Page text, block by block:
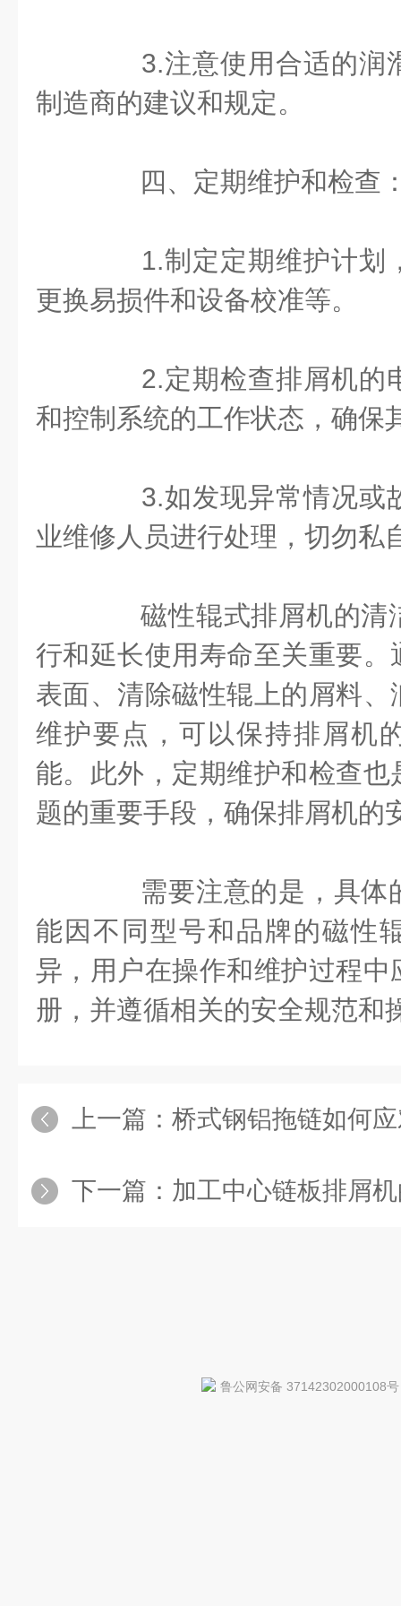
3.注意使用合适的润
制造商的建议和规定。
四、定期维护和检查
1.制定定期维护计划
更换易损件和设备校准等。
2.定期检查排屑机的
和控制系统的工作状态，确保
3.如发现异常情况或
业维修人员进行处理，切勿私
磁性辊式排屑机的清
行和延长使用寿命至关重要
表面、清除磁性辊上的屑料
维护要点，可以保持排屑机
能。此外，定期维护和检查
题的重要手段，确保排屑机的
需要注意的是，具体
能因不同型号和品牌的磁性
异，用户在操作和维护过程
册，并遵循相关的安全规范和
上一篇： 桥式钢铝拖链如何应对工
下一篇： 加工中心链板排屑机的安
鲁公网安备 37142302000108号